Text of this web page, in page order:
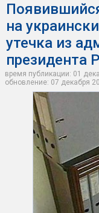
на
утечка из
президента
время публикации: 01
обновление: 07 декабря